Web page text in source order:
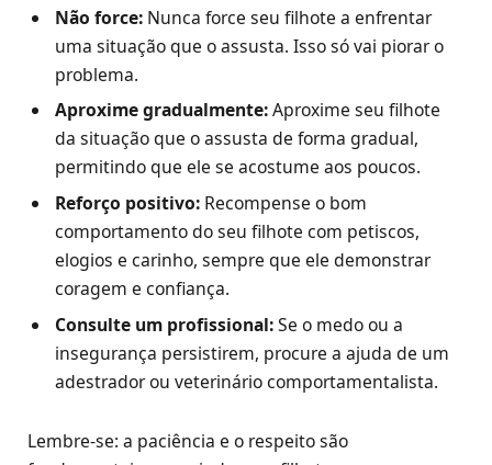
Não force: Nunca force seu filhote a enfrentar
uma situação que o assusta. Isso só vai piorar o
problema.
Aproxime gradualmente:Aproxime seu filhote
da situação que o assusta de forma gradual,
permitindo que ele se acostume aos poucos.
Reforço positivo: Recompense o bom
comportamento do seu filhote com petiscos,
elogios e carinho, sempre que ele demonstrar
coragem e confiança.
Consulte um profissional:Se o medo ou a
insegurança persistirem, procure a ajuda de um
adestrador ou veterinário comportamentalista.
Lembre-se: a paciência e o respeito são